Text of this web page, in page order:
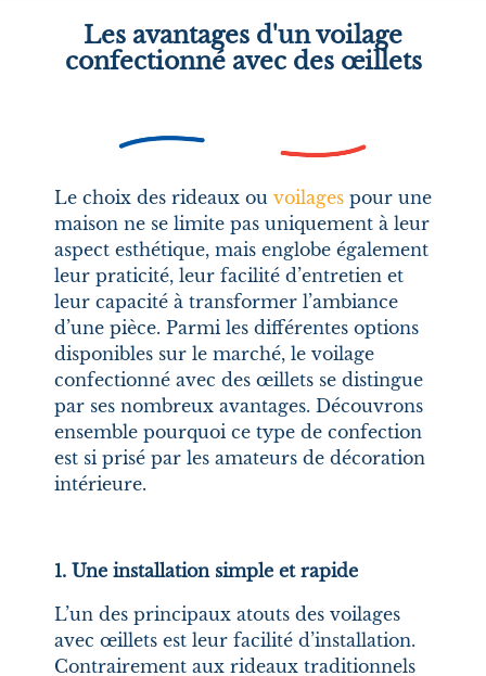
Les avantages d'un voilage
confectionné avec des œillets
Le choix des rideaux ou voilages pour une
maison ne se limite pas uniquement à leur
aspect esthétique, mais englobe également
leur praticité, leur facilité d’entretien et
leur capacité à transformer l’ambiance
d’une pièce. Parmi les différentes options
disponibles sur le marché, le voilage
confectionné avec des œillets se distingue
par ses nombreux avantages. Découvrons
ensemble pourquoi ce type de confection
est si prisé par les amateurs de décoration
intérieure.
1. Une installation simple et rapide
L’un des principaux atouts des voilages
avec œillets est leur facilité d’installation.
Contrairement aux rideaux traditionnels